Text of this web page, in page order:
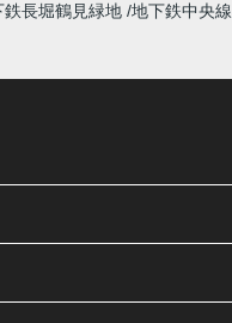
鉄長堀鶴見緑地 地下鉄中央線